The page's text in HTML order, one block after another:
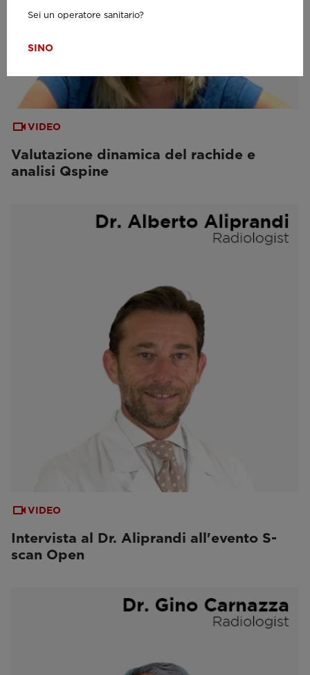
VIDEO
Valutazione dinamica del rachide e
analisi Qspine
VIDEO
Intervista al Dr. Aliprandi all'evento S-
scan Open
Sei un operatore sanitario?
SINO